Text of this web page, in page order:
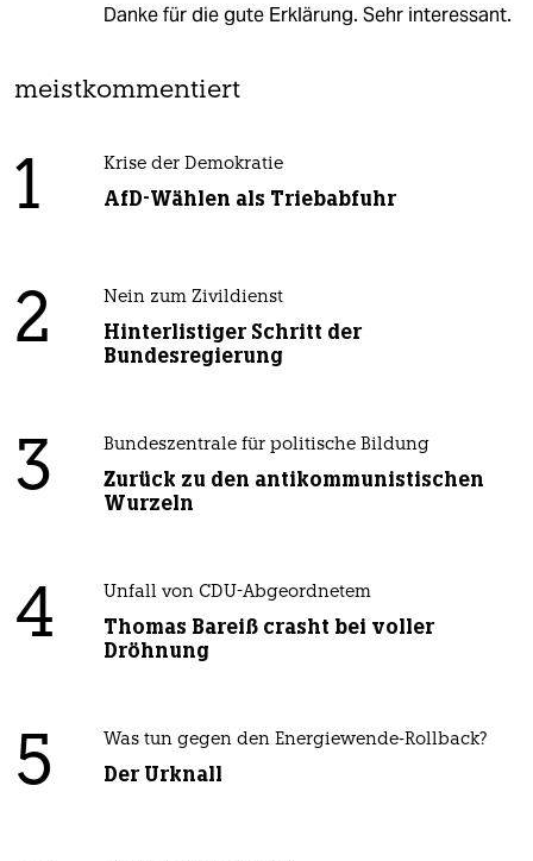
Danke für die gute Erklärung. Sehr interessant.
meistkommentiert
1 Krise der Demokratie
AfD-Wählen als Triebabfuhr
2 Nein zum Zivildienst
Hinterlistiger Schritt der
Bundesregierung
3 Bundeszentrale für politische Bildung
Zurück zu den antikommunistischen
Wurzeln
4 Unfall von CDU-Abgeordnetem
Thomas Bareiß crasht bei voller
Dröhnung
5 Was tun gegen den Energiewende-Rollback?
Der Urknall